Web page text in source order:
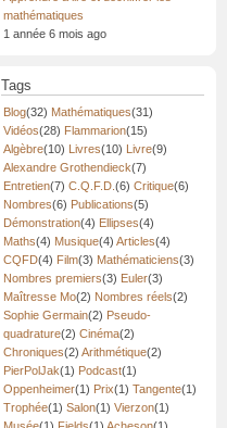
mathématiques
1 année 6 mois ago
Tags
Blog(32) Mathématiques(31)
Vidéos(28) Flammarion(15)
Algèbre(10) Livres(10) Livre(9)
Alexandre Grothendieck(7)
Entretien(7) C.Q.F.D. (6) Critique(6)
Nombres(6) Publications(5)
Démonstration(4) Ellipses(4)
Maths(4) Musique(4) Articles(4)
CQFD(4) Film(3) Mathématiciens(3)
Nombres premiers(3) Euler(3)
Maîtresse Mo(2) Nombres réels(2)
Sophie Germain(2) Pseudo-
quadrature(2) Cinéma(2)
Chroniques(2) Arithmétique(2)
PierPolJak(1) Podcast(1)
Oppenheimer(1) Prix(1) Tangente(1)
Trophée(1) Salon(1) Vierzon(1)